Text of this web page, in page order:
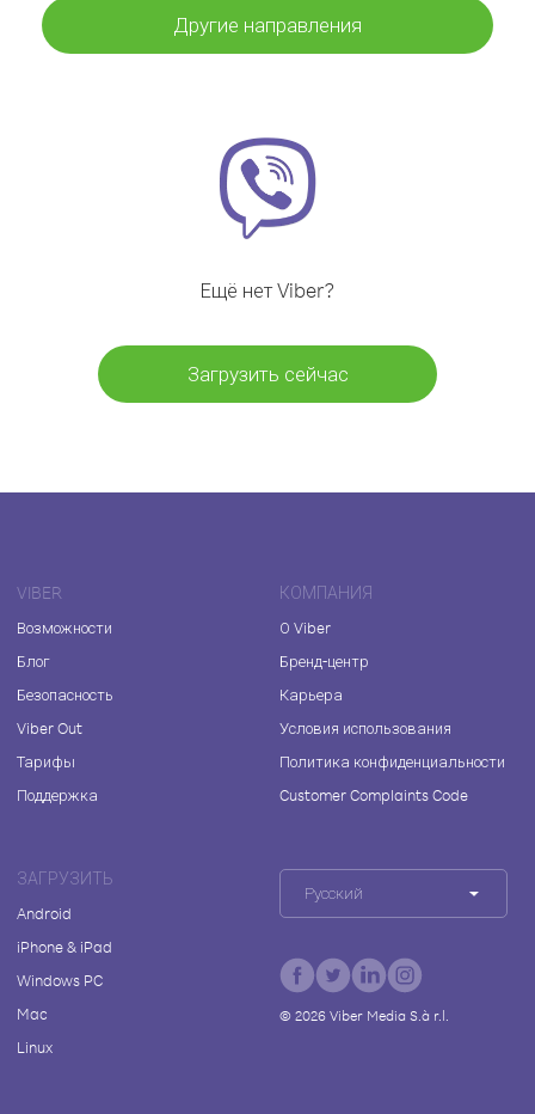
Другие направления
Ещё нет Viber?
Загрузить сейчас
VIBER
Возможности
Блог
Безопасность
Viber Out
Тарифы
Поддержка
КОМПАНИЯ
О Viber
Бренд-центр
Карьера
Условия использования
Политика конфиденциальности
Customer Complaints Code
ЗАГРУЗИТЬ
Android
iPhone & iPad
Windows PC
Mac
Linux
Русский
© 2026Viber Media S.à r.l.